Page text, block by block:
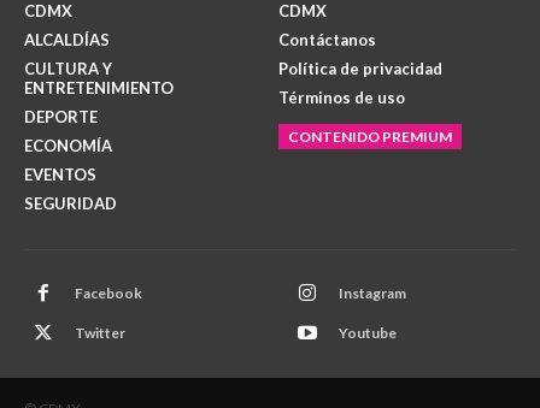
CDMX
ALCALDÍAS
CULTURA Y
ENTRETENIMIENTO
DEPORTE
ECONOMÍA
EVENTOS
SEGURIDAD
CDMX
Contáctanos
Política de privacidad
Términos de uso
CONTENIDO PREMIUM
Facebook Instagram
Twitter Youtube